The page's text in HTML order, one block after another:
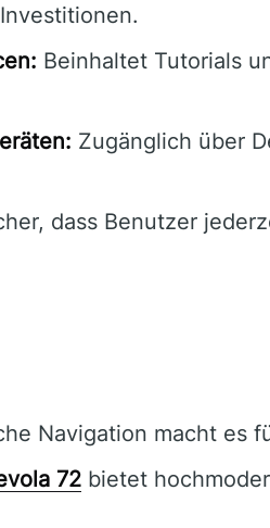
Beinhaltet Tutorials
Zugänglich über
dass Benutzer
Navigation macht es
72 bietet